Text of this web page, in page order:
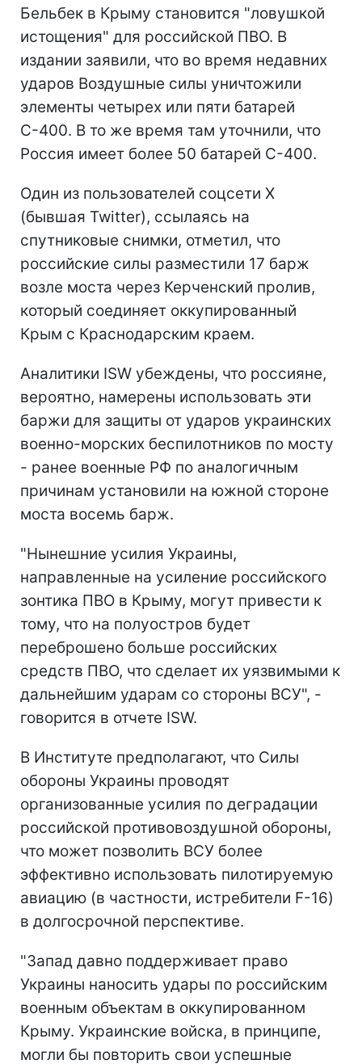
Бельбек в Крыму становится "ловушкой
истощения" для российской ПВО. В
издании заявили, что во время недавних
ударов Воздушные силы уничтожили
элементы четырех или пяти батарей
С-400. В то же время там уточнили, что
Россия имеет более 50 батарей С-400.
Один из пользователей соцсети X
(бывшая Twitter), ссылаясь на
спутниковые снимки, отметил, что
российские силы разместили 17 барж
возле моста через Керченский пролив,
который соединяет оккупированный
Крым с Краснодарским краем.
Аналитики ISW убеждены, что россияне,
вероятно, намерены использовать эти
баржи для защиты от ударов украинских
военно-морских беспилотников по мосту
- ранее военные РФ по аналогичным
причинам установили на южной стороне
моста восемь барж.
"Нынешние усилия Украины,
направленные на усиление российского
зонтика ПВО в Крыму, могут привести к
тому, что на полуостров будет
переброшено больше российских
средств ПВО, что сделает их уязвимыми к
дальнейшим ударам со стороны ВСУ", -
говорится в отчете ISW.
В Институте предполагают, что Силы
обороны Украины проводят
организованные усилия по деградации
российской противовоздушной обороны,
что может позволить ВСУ более
эффективно использовать пилотируемую
авиацию (в частности, истребители F-16)
в долгосрочной перспективе.
"Запад давно поддерживает право
Украины наносить удары по российским
военным объектам в оккупированном
Крыму. Украинские войска, в принципе,
могли бы повторить свои успешные